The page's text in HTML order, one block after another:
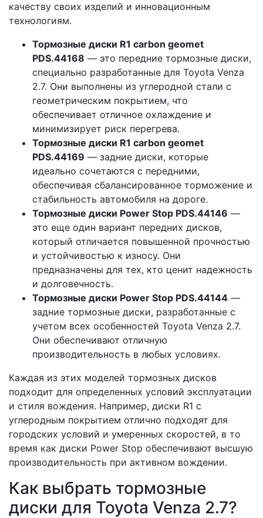
качеству своих изделий и инновационным
технологиям.
Тормозные диски R1 carbon geomet
PDS.44168 — это передние тормозные диски,
специально разработанные для Toyota Venza
2.7. Они выполнены из углеродной стали с
геометрическим покрытием, что
обеспечивает отличное охлаждение и
минимизирует риск перегрева.
Тормозные диски R1 carbon geomet
PDS.44169 — задние диски, которые
идеально сочетаются с передними,
обеспечивая сбалансированное торможение и
стабильность автомобиля на дороге.
Тормозные диски Power Stop PDS.44146 —
это еще один вариант передних дисков,
который отличается повышенной прочностью
и устойчивостью к износу. Они
предназначены для тех, кто ценит надежность
и долговечность.
Тормозные диски Power Stop PDS.44144 —
задние тормозные диски, разработанные с
учетом всех особенностей Toyota Venza 2.7.
Они обеспечивают отличную
производительность в любых условиях.
Каждая из этих моделей тормозных дисков
подходит для определенных условий эксплуатации
и стиля вождения. Например, диски R1 с
углеродным покрытием отлично подходят для
городских условий и умеренных скоростей, в то
время как диски Power Stop обеспечивают высшую
производительность при активном вождении.
Как выбрать тормозные
диски для Toyota Venza 2.7?